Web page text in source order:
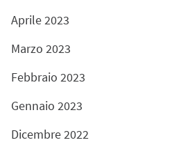
Aprile 2023
Marzo 2023
Febbraio 2023
Gennaio 2023
Dicembre 2022